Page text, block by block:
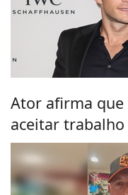
Ator afirma que
aceitar